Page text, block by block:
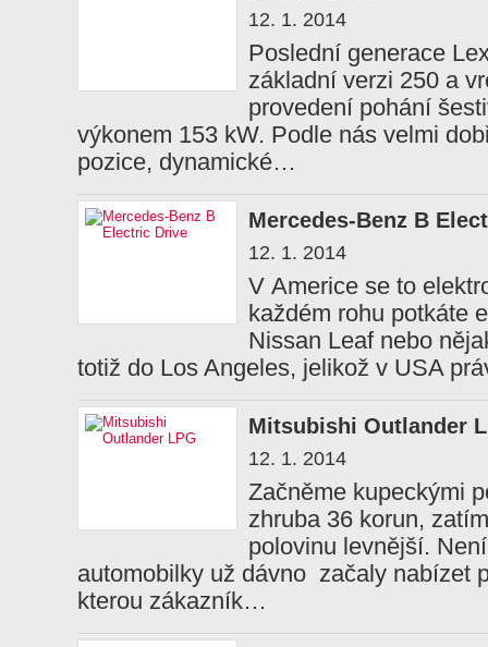
12. 1. 2014
Poslední generace
základní verzi 250 a
provedení pohání
výkonem 153 kW. Podle nás velmi
pozice, dynamické…
Mercedes-Benz B
12. 1. 2014
V Americe se to
každém rohu potkáte
Nissan Leaf nebo
totiž do Los Angeles, jelikož v USA
Mitsubishi Outlander
12. 1. 2014
Začněme kupeckými
zhruba 36 korun,
polovinu levnější.
automobilky už dávno začaly nabízet
kterou zákazník…